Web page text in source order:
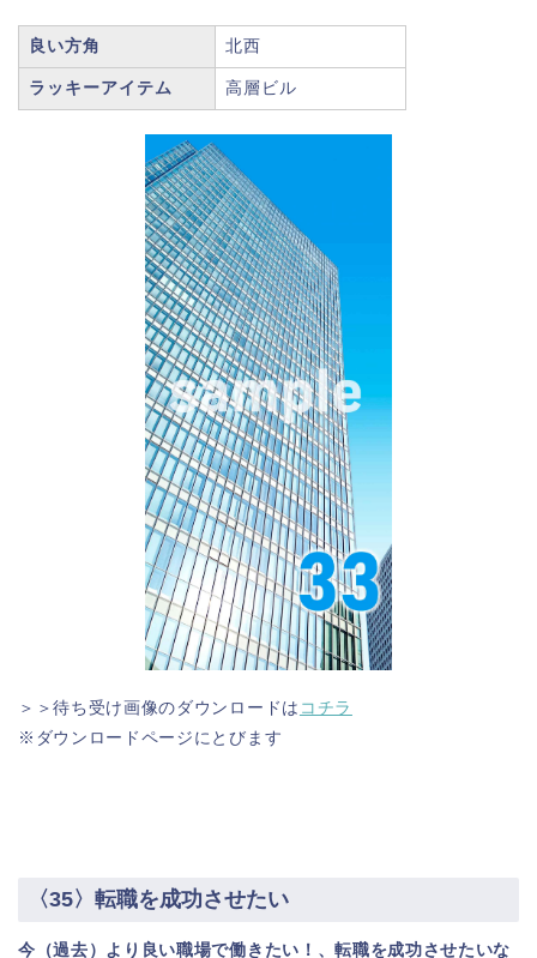
良い方角 北西
ラッキーアイテム 高層ビル
＞＞待ち受け画像のダウンロードは コチラ
※ダウンロードページにとびます
〈35〉転職を成功させたい
今（過去）より良い職場で働きたい！、転職を成功させたいな